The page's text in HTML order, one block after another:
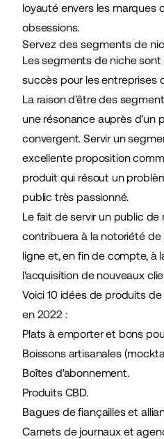
loyauté envers les marques
obsessions.
Servez des segments de
Les segments de niche
succès pour les entreprises
La raison d'être des
une résonance auprès d'un
convergent. Servir un
excellente proposition
produit qui résout un
public très passionné.
Le fait de servir un public de
contribuera à la notoriété de
ligne et, en fin de compte, à
l'acquisition de nouveaux
Voici 10 idées de produits
en 2022 :
Plats à emporter et bons
Boissons artisanales
Boîtes d'abonnement.
Produits CBD.
Bagues de fiançailles et
Carnets de journaux et